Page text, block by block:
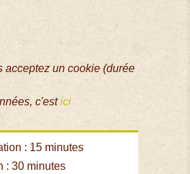
acceptez un cookie (durée
c'estici
: 15 minutes
: 30 minutes